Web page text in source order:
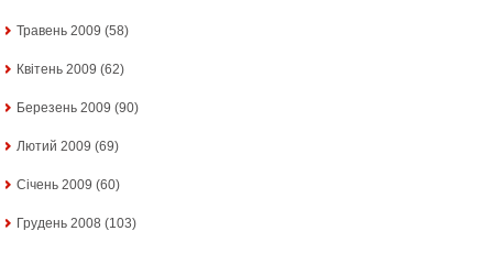
Травень 2009 (58)
Квітень 2009 (62)
Березень 2009 (90)
Лютий 2009 (69)
Січень 2009 (60)
Грудень 2008 (103)